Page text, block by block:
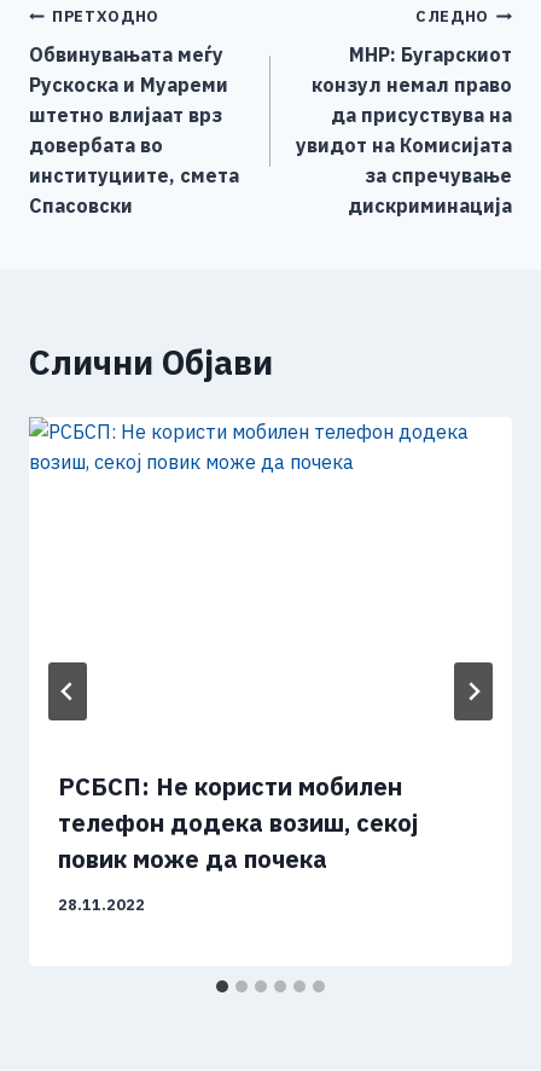
b
o
o
k
n
g
er
Li
n
k
Навигација
на
напис
ПРЕТХОДНО
Обвинувањата меѓу
Рускоска и Муареми
штетно влијаат врз
довербата во
институциите, смета
Спасовски
СЛЕДНО
МНР: Бугарскиот
конзул немал право
да присуствува на
увидот на Комисијата
за спречување
дискриминација
Слични Објави
РСБСП: Не користи мобилен
телефон додека возиш, секој
повик може да почека
28.11.2022